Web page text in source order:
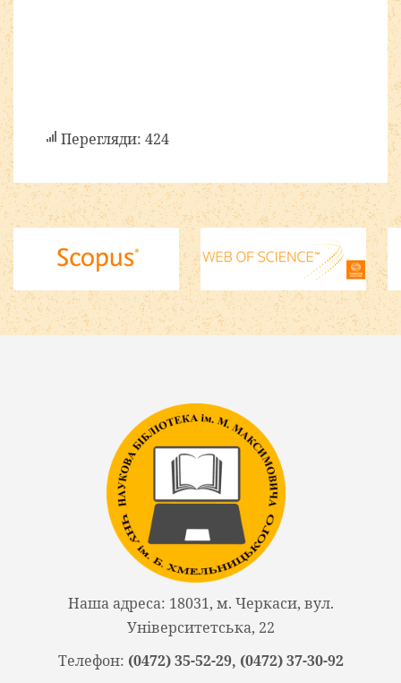
Перегляди: 424
Наша адреса: 18031, м. Черкаси, вул.
Університетська, 22
Телефон: (0472) 35-52-29, (0472) 37-30-92